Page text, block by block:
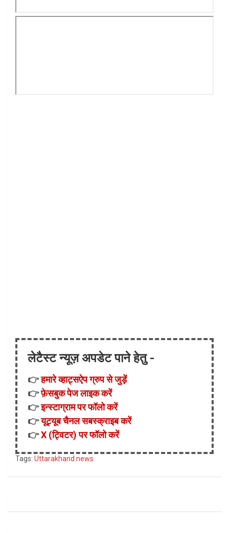
लेटैस्ट न्यूज़ अपडेट पाने हेतु -
👉हमारे व्हाट्सऐप ग्रुप से जुड़ें
👉फ़ेसबुक पेज लाइक करें
👉इन्स्टाग्राम पर फॉलो करें
👉यूट्यूब चैनल सबस्क्राइब करें
👉X (ट्विटर) पर फॉलो करें
Tags: Uttarakhand news